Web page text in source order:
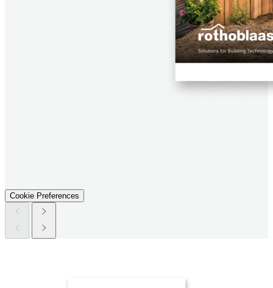
Cookie Preferences